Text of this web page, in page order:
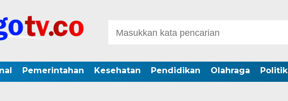
Pemerintahan Kesehatan Pendidikan Olahraga Politik